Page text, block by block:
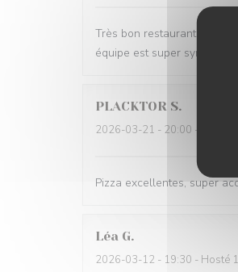
Très bon restaurant j aime
équipe est super sympa
PLACKTOR S
2026-03-21 - 20:00 - Hosté 2
Pizza excellentes, super
Léa G
2026-03-12 - 19:30 - Hosté